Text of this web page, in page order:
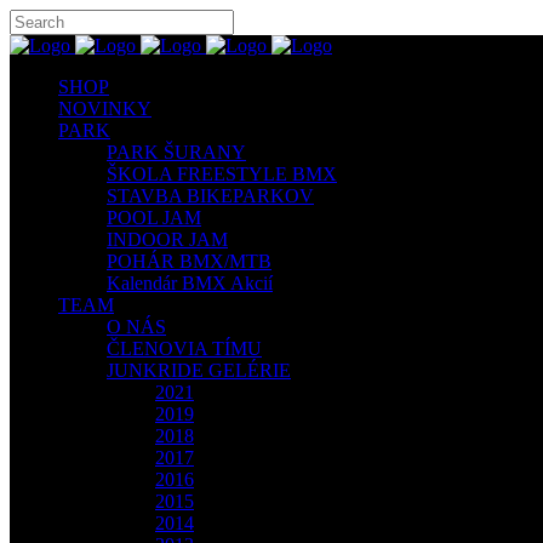
SHOP
NOVINKY
PARK
PARK ŠURANY
ŠKOLA FREESTYLE BMX
STAVBA BIKEPARKOV
POOL JAM
INDOOR JAM
POHÁR BMX/MTB
Kalendár BMX Akcií
TEAM
O NÁS
ČLENOVIA TÍMU
JUNKRIDE GELÉRIE
2021
2019
2018
2017
2016
2015
2014